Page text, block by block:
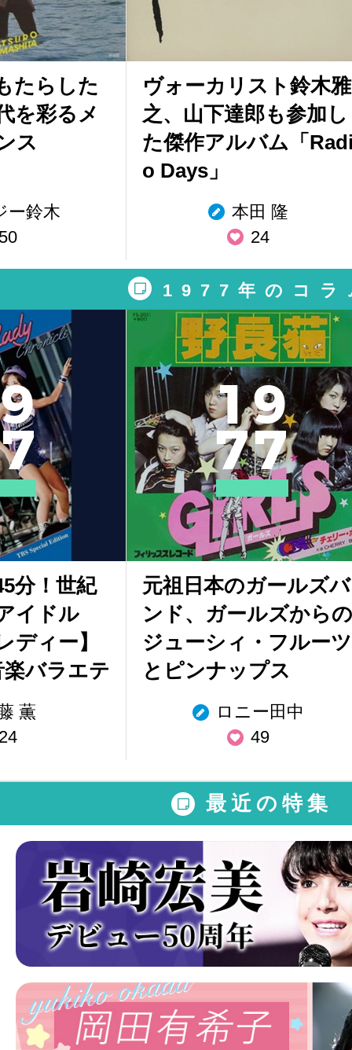
たらした
を彩るメ
ス
ー鈴木
ヴォーカリスト鈴木雅
之、山下達郎も参加し
た傑作アルバム「
o Days」
本田 隆
24
1977年のコラ
9
7
分！世紀
イドル
ディー】
バラエテ
薫
19
77
元祖日本のガールズバ
ンド、ガールズからの
ジューシィ・フルーツ
とピンナップス
ロニー田中
49
最近の特集